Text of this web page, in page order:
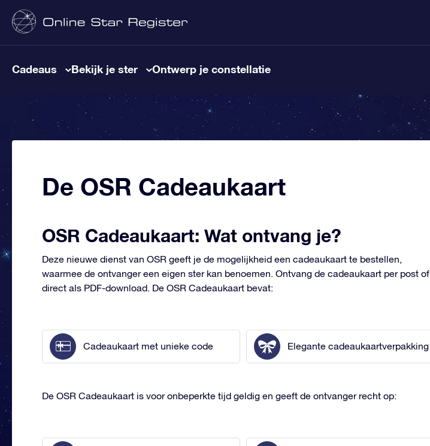
Cadeaus Bekijk je ster Ontwerp je constellatie
De OSR Cadeaukaart
OSR Cadeaukaart: Wat ontvang je?
Deze nieuwe dienst van OSR geeft je de mogelijkheid een cadeaukaart te bestellen,
waarmee de ontvanger een eigen ster kan benoemen. Ontvang de cadeaukaart per post of
direct als PDF-download. De OSR Cadeaukaart bevat:
Cadeaukaart met unieke code Elegante cadeaukaartverpakking
De OSR Cadeaukaart is voor onbeperkte tijd geldig en geeft de ontvanger recht op: